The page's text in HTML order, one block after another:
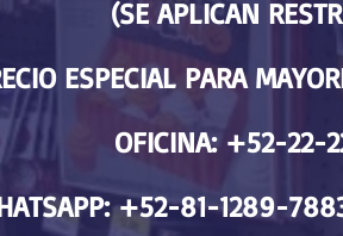
(SE APLICAN
ESPECIAL PARA
OFICINA: +52-22-
+52-81-1289-